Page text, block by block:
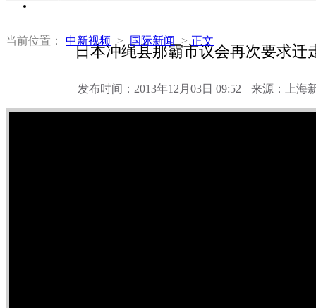
当前位置： 中新视频 > 国际新闻 > 正文
日本冲绳县那霸市议会再次要求迁
发布时间：2013年12月03日 09:52 来源：上海